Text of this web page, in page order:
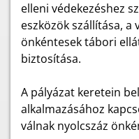
elleni védekezéshez
eszközök szállítása, a
önkéntesek tábori
biztosítása.
A pályázat keretein
alkalmazásához
válnak nyolcszáz